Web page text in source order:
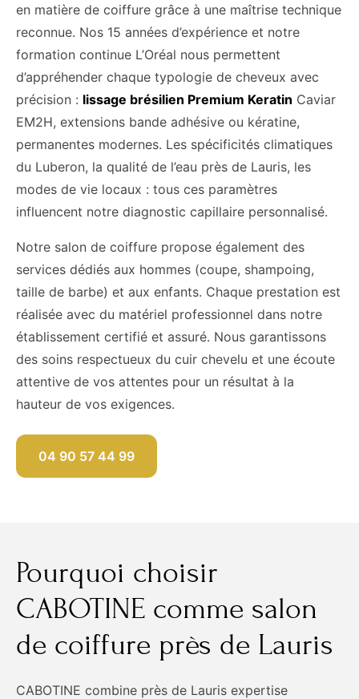
en matière de coiffure grâce à une maîtrise technique
reconnue. Nos 15 années d’expérience et notre
formation continue L’Oréal nous permettent
d’appréhender chaque typologie de cheveux avec
précision : lissage brésilien Premium Keratin Caviar
EM2H, extensions bande adhésive ou kératine,
permanentes modernes. Les spécificités climatiques
du Luberon, la qualité de l’eau près de Lauris, les
modes de vie locaux : tous ces paramètres
influencent notre diagnostic capillaire personnalisé.
Notre salon de coiffure propose également des
services dédiés aux hommes (coupe, shampoing,
taille de barbe) et aux enfants. Chaque prestation est
réalisée avec du matériel professionnel dans notre
établissement certifié et assuré. Nous garantissons
des soins respectueux du cuir chevelu et une écoute
attentive de vos attentes pour un résultat à la
hauteur de vos exigences.
04 90 57 44 99
Pourquoi choisir
CABOTINE comme salon
de coiffure près de Lauris
CABOTINE combine près de Lauris expertise